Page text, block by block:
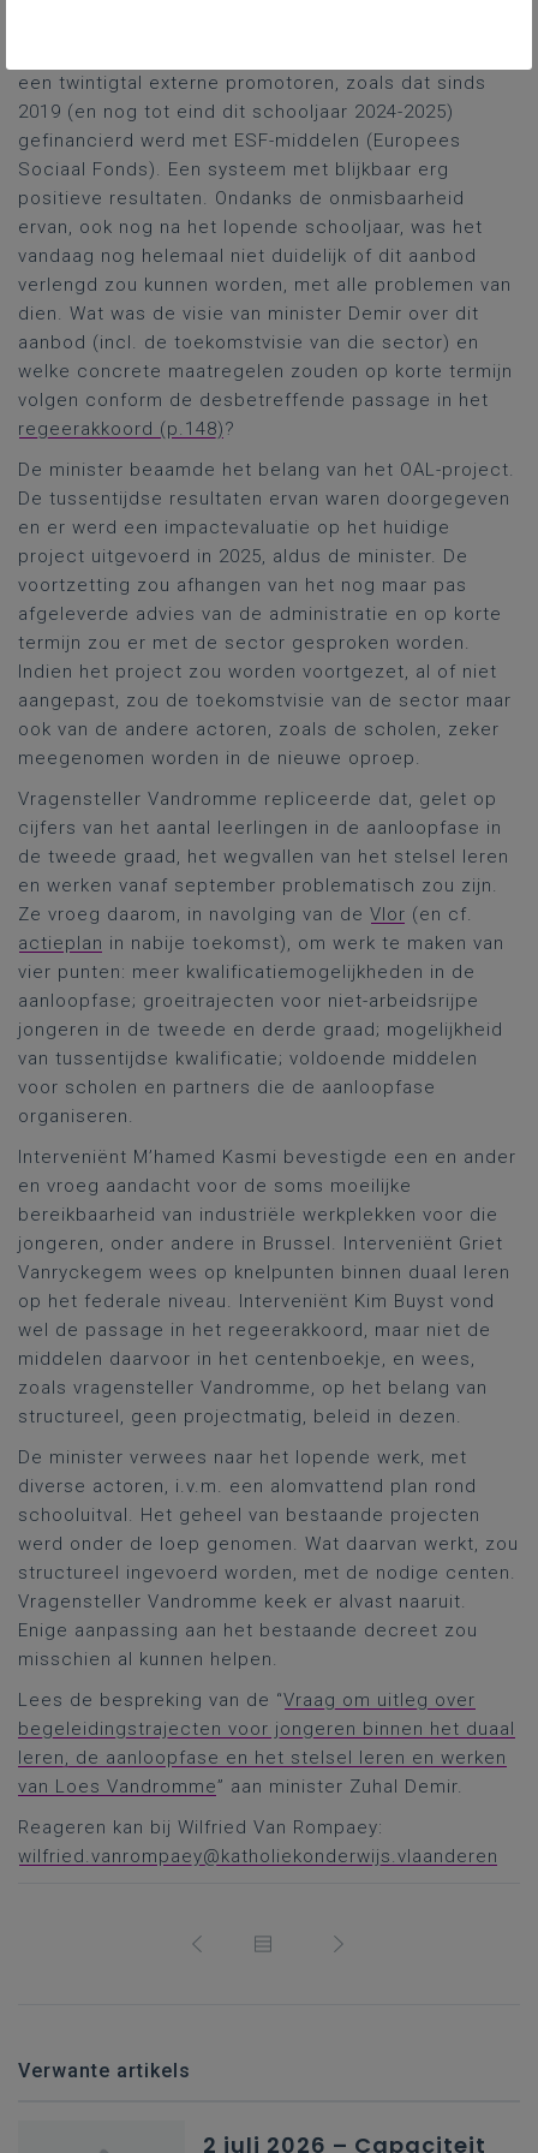
een twintigtal externe promotoren, zoals dat sinds
2019 (en nog tot eind dit schooljaar 2024-2025)
gefinancierd werd met ESF-middelen (Europees
Sociaal Fonds). Een systeem met blijkbaar erg
positieve resultaten. Ondanks de onmisbaarheid
ervan, ook nog na het lopende schooljaar, was het
vandaag nog helemaal niet duidelijk of dit aanbod
verlengd zou kunnen worden, met alle problemen van
dien. Wat was de visie van minister Demir over dit
aanbod (incl. de toekomstvisie van die sector) en
welke concrete maatregelen zouden op korte termijn
volgen conform de desbetreffende passage in het
regeerakkoord (p.148)?
De minister beaamde het belang van het OAL-project.
De tussentijdse resultaten ervan waren doorgegeven
en er werd een impactevaluatie op het huidige
project uitgevoerd in 2025, aldus de minister. De
voortzetting zou afhangen van het nog maar pas
afgeleverde advies van de administratie en op korte
termijn zou er met de sector gesproken worden.
Indien het project zou worden voortgezet, al of niet
aangepast, zou de toekomstvisie van de sector maar
ook van de andere actoren, zoals de scholen, zeker
meegenomen worden in de nieuwe oproep.
Vragensteller Vandromme repliceerde dat, gelet op
cijfers van het aantal leerlingen in de aanloopfase in
de tweede graad, het wegvallen van het stelsel leren
en werken vanaf september problematisch zou zijn.
Ze vroeg daarom, in navolging van de Vlor (en cf.
actieplan in nabije toekomst), om werk te maken van
vier punten: meer kwalificatiemogelijkheden in de
aanloopfase; groeitrajecten voor niet-arbeidsrijpe
jongeren in de tweede en derde graad; mogelijkheid
van tussentijdse kwalificatie; voldoende middelen
voor scholen en partners die de aanloopfase
organiseren.
Interveniënt M’hamed Kasmi bevestigde een en ander
en vroeg aandacht voor de soms moeilijke
bereikbaarheid van industriële werkplekken voor die
jongeren, onder andere in Brussel. Interveniënt Griet
Vanryckegem wees op knelpunten binnen duaal leren
op het federale niveau. Interveniënt Kim Buyst vond
wel de passage in het regeerakkoord, maar niet de
middelen daarvoor in het centenboekje, en wees,
zoals vragensteller Vandromme, op het belang van
structureel, geen projectmatig, beleid in dezen.
De minister verwees naar het lopende werk, met
diverse actoren, i.v.m. een alomvattend plan rond
schooluitval. Het geheel van bestaande projecten
werd onder de loep genomen. Wat daarvan werkt, zou
structureel ingevoerd worden, met de nodige centen.
Vragensteller Vandromme keek er alvast naaruit.
Enige aanpassing aan het bestaande decreet zou
misschien al kunnen helpen.
Lees de bespreking van de “Vraag om uitleg over
begeleidingstrajecten voor jongeren binnen het duaal
leren, de aanloopfase en het stelsel leren en werken
van Loes Vandromme” aan minister Zuhal Demir.
Reageren kan bij Wilfried Van Rompaey:
wilfried.vanrompaey@katholiekonderwijs.vlaanderen
Verwante artikels
2 juli 2026 – Capaciteit